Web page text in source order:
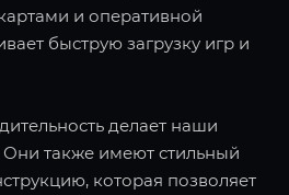
и оперативной
быструю загрузку игр и
делает наши
также имеют стильный
которая позволяет